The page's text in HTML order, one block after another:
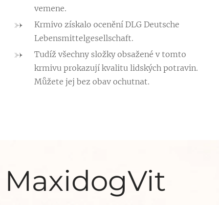
vemene.
Krmivo získalo ocenění DLG Deutsche
Lebensmittelgesellschaft.
Tudíž všechny složky obsažené v tomto
krmivu prokazují kvalitu lidských potravin.
Můžete jej bez obav ochutnat.
MaxidogVit